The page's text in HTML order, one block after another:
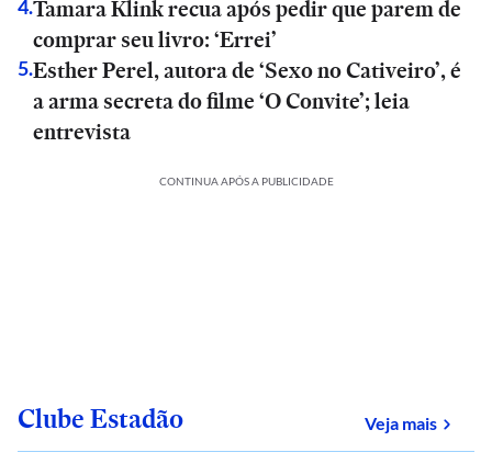
4.Tamara Klink recua após pedir que parem de
comprar seu livro: ‘Errei’
5.Esther Perel, autora de ‘Sexo no Cativeiro’, é
a arma secreta do filme ‘O Convite’; leia
entrevista
CONTINUA APÓS A PUBLICIDADE
Clube Estadão Veja maissobre